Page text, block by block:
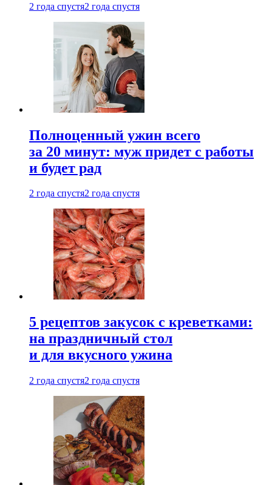
2 года спустя2 года спустя
Полноценный ужин всего
за 20 минут: муж придет с работы
и будет рад
2 года спустя2 года спустя
5 рецептов закусок с креветками:
на праздничный стол
и для вкусного ужина
2 года спустя2 года спустя